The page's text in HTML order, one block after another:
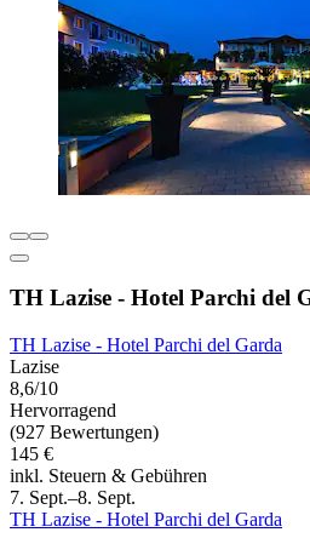
TH Lazise - Hotel Parchi del
TH Lazise - Hotel Parchi del Garda
Lazise
8,6/10
Hervorragend
(927 Bewertungen)
145 €
inkl. Steuern & Gebühren
7. Sept.–8. Sept.
TH Lazise - Hotel Parchi del Garda